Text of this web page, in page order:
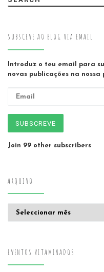
SUBSCEVE AO BLOG VIA EMAIL
Introduz o teu email para
novas publicações na nossa
SUBSCREVE
Join 99 other subscribers
ARQUIVO
EVENTOS VITAMINADOS